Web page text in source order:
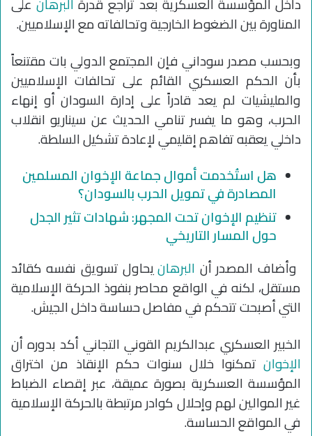
المناورة بين الضغوط الخارجية وتحالفاته مع الإسلاميين.
وبحسب مصدر سوداني فإن المجتمع الدولي بات مقتنعاً
بأن الحكم العسكري القائم على تحالفات الإسلاميين
والمليشيات لم يعد قادراً على إدارة السودان أو إنهاء
الحرب، وهو ما يفسر تنامي الحديث عن سيناريو انقلاب
داخلي يعقبه تفاهم إقليمي لإعادة تشكيل السلطة.
هل استُخدمت أموال جماعة الإخوان المسلمين
المصادرة في تمويل الحرب بالسودان؟
تنظيم الإخوان تحت المجهر: شهادات تثير الجدل
حول المسار التاريخي
وأضاف المصدر أن البرهانيحاول تسويق نفسه كقائد
مستقل، لكنه في الواقع محاصر بنفوذ الحركة الإسلامية
التي أصبحت تتحكم في مفاصل حساسة داخل الجيش.
الخبير العسكري عبدالكريم القوني التجاني أكد بدوره أن
الإخوان تمكنوا خلال سنوات حكم الإنقاذ من اختراق
المؤسسة العسكرية بصورة عميقة، عبر إقصاء الضباط
غير الموالين لهم وإحلال كوادر مرتبطة بالحركة الإسلامية
في المواقع الحساسة.